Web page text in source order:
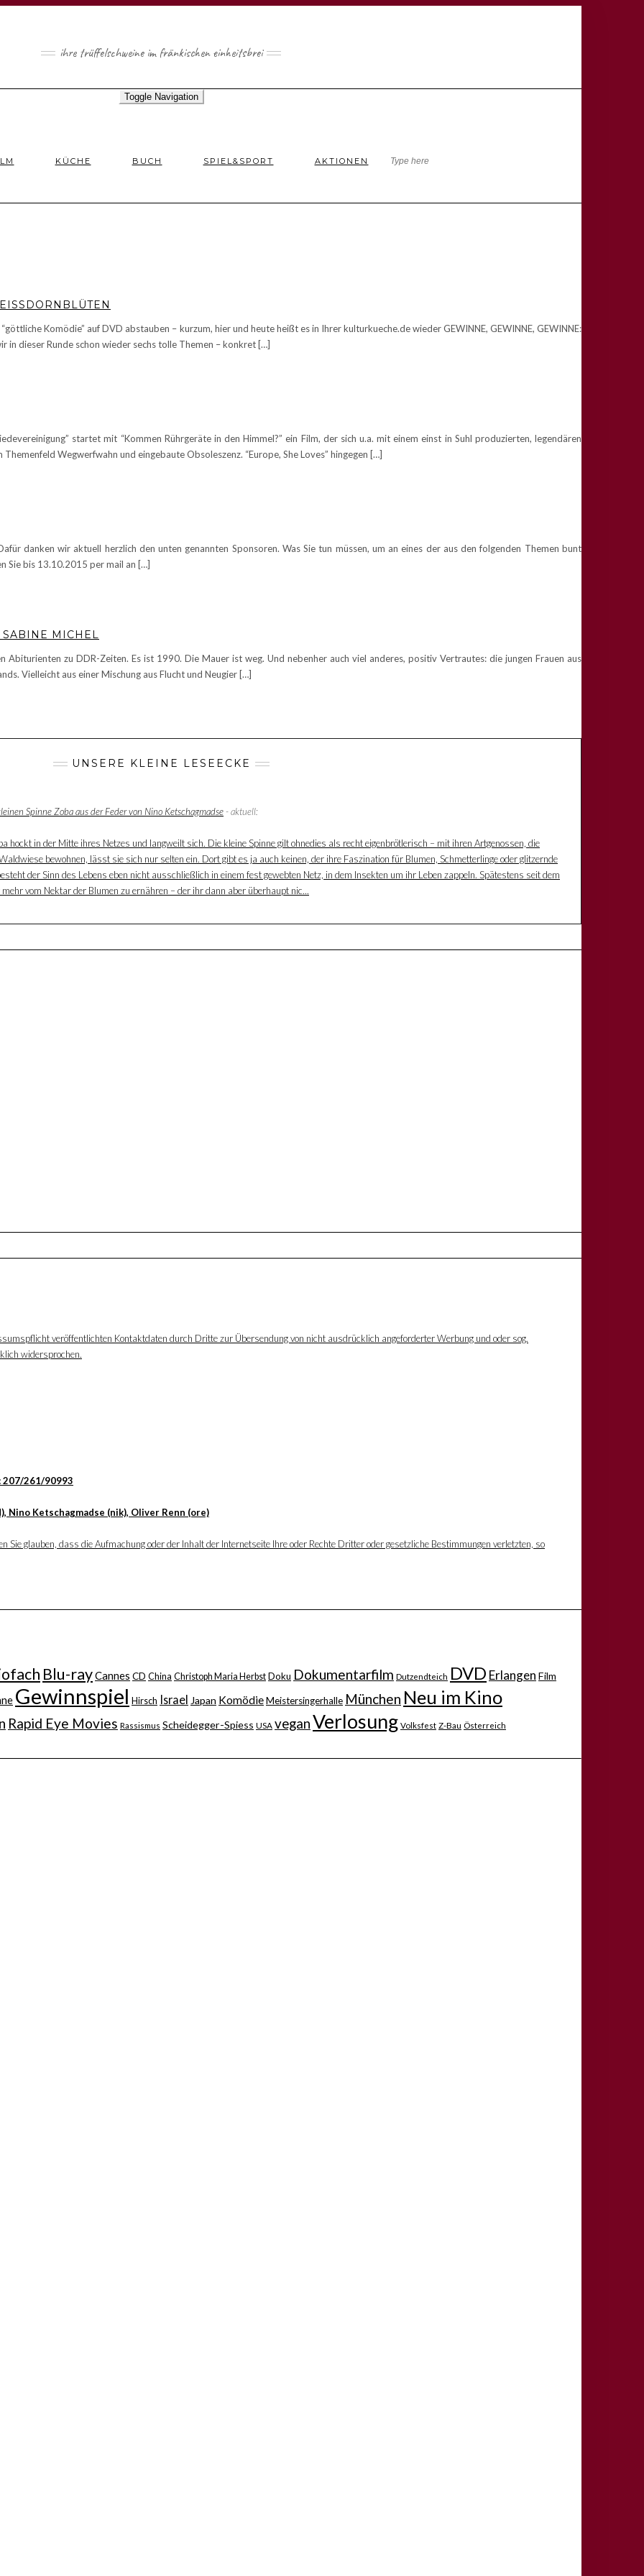
ihre trüffelschweine im fränkischen einheitsbrei
Toggle Navigation
KÜCHE BUCH SPIEL&SPORT AKTIONEN
Komödie” auf DVD abstauben – kurzum, hier und heute heißt es in Ihrer kulturkueche.de wieder GEWINNE, GEWINNE, GEWINNE:
in dieser Runde schon wieder sechs tolle Themen – konkret […]
startet mit “Kommen Rührgeräte in den Himmel?” ein Film, der sich u.a. mit einem einst in Suhl produzierten, legendären
Wegwerfwahn und eingebaute Obsoleszenz. “Europe, She Loves” hingegen […]
danken wir aktuell herzlich den unten genannten Sponsoren. Was Sie tun müssen, um an eines der aus den folgenden Themen bunt
Sie bis 13.10.2015 per mail an […]
MICHEL
Abiturienten zu DDR-Zeiten. Es ist 1990. Die Mauer ist weg. Und nebenher auch viel anderes, positiv Vertrautes: die jungen Frauen aus
Vielleicht aus einer Mischung aus Flucht und Neugier […]
UNSERE KLEINE LESEECKE
Spinne Zoba aus der Feder von Nino Ketschagmadse- aktuell:
hockt in der Mitte ihres Netzes und langweilt sich. Die kleine Spinne gilt ohnedies als recht eigenbrötlerisch – mit ihren Artgenossen, die
bewohnen, lässt sie sich nur selten ein. Dort gibt es ja auch keinen, der ihre Faszination für Blumen, Schmetterlinge oder glitzernde
der Sinn des Lebens eben nicht ausschließlich in einem fest gewebten Netz, in dem Insekten um ihr Leben zappeln. Spätestens seit dem
vom Nektar der Blumen zu ernähren – der ihr dann aber überhaupt nic...
veröffentlichten Kontaktdaten durch Dritte zur Übersendung von nicht ausdrücklich angeforderter Werbung und oder sog.
widersprochen.
207/261/90993
Nino Ketschagmadse (nik), Oliver Renn (ore)
Sie glauben, dass die Aufmachung oder der Inhalt der Internetseite Ihre oder Rechte Dritter oder gesetzliche Bestimmungen verletzten, so
Blu-rayCannes CD China Christoph Maria HerbstDoku Dokumentarfilm Dutzendteich DVD Erlangen Film
Gewinnspiel Hirsch Israel Japan KomödieMeistersingerhalle München Neu im Kino
Rapid Eye Movies Rassismus Scheidegger-Spiess USA veganVerlosung Volksfest Z-Bau Österreich